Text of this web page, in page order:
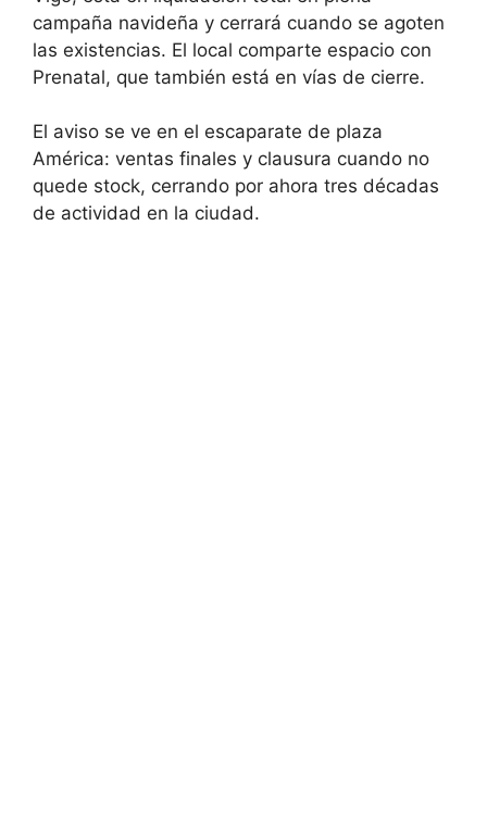
campaña navideña y cerrará cuando se agoten
las existencias. El local comparte espacio con
Prenatal, que también está en vías de cierre.
El aviso se ve en el escaparate de plaza
América: ventas finales y clausura cuando no
quede stock, cerrando por ahora tres décadas
de actividad en la ciudad.